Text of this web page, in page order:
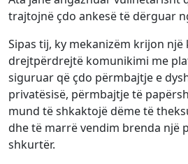
trajtojnë çdo ankesë të dërguar
Sipas tij, ky mekanizëm krijon një
drejtpërdrejtë komunikimi me
siguruar që çdo përmbajtje e
privatësisë, përmbajtje të
mund të shkaktojë dëme të
dhe të marrë vendim brenda një
shkurtër.